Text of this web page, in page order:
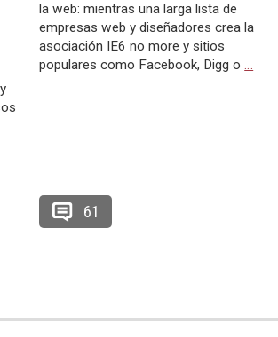
la web: mientras una larga lista de
empresas web y diseñadores crea la
asociación IE6 no more y sitios
populares como Facebook, Digg o…
61